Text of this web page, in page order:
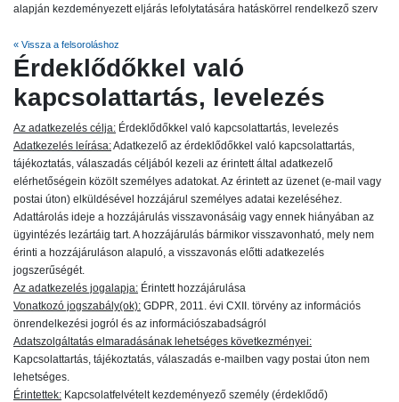
alapján kezdeményezett eljárás lefolytatására hatáskörrel rendelkező szerv
« Vissza a felsoroláshoz
Érdeklődőkkel való
kapcsolattartás, levelezés
Az adatkezelés célja: Érdeklődőkkel való kapcsolattartás, levelezés
Adatkezelés leírása:Adatkezelő az érdeklődőkkel való kapcsolattartás,
tájékoztatás, válaszadás céljából kezeli az érintett által adatkezelő
elérhetőségein közölt személyes adatokat. Az érintett az üzenet (e-mail vagy
postai úton) elküldésével hozzájárul személyes adatai kezeléséhez.
Adattárolás ideje a hozzájárulás visszavonásáig vagy ennek hiányában az
ügyintézés lezártáig tart. A hozzájárulás bármikor visszavonható, mely nem
érinti a hozzájáruláson alapuló, a visszavonás előtti adatkezelés
jogszerűségét.
Az adatkezelés jogalapja: Érintett hozzájárulása
Vonatkozó jogszabály(ok): GDPR, 2011. évi CXII. törvény az információs
önrendelkezési jogról és az információszabadságról
Adatszolgáltatás elmaradásának lehetséges következményei:
Kapcsolattartás, tájékoztatás, válaszadás e-mailben vagy postai úton nem
lehetséges.
Érintettek: Kapcsolatfelvételt kezdeményező személy (érdeklődő)